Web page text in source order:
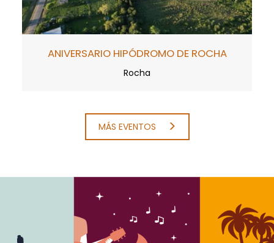
ANIVERSARIO HIPÓDROMO DE ROCHA
Rocha
MÁS EVENTOS